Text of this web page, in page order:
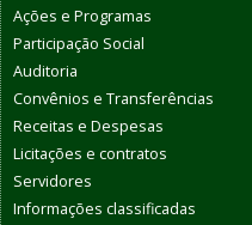
Ações e Programas
Participação Social
Auditoria
Convênios e Transferências
Receitas e Despesas
Licitações e contratos
Servidores
Informações classificadas